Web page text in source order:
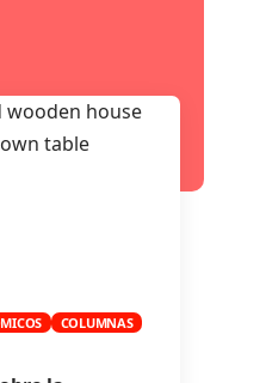
COLUMNAS